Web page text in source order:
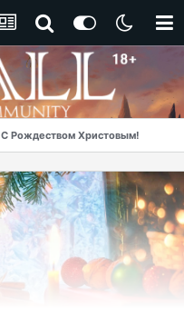
С Рождеством Христовым!